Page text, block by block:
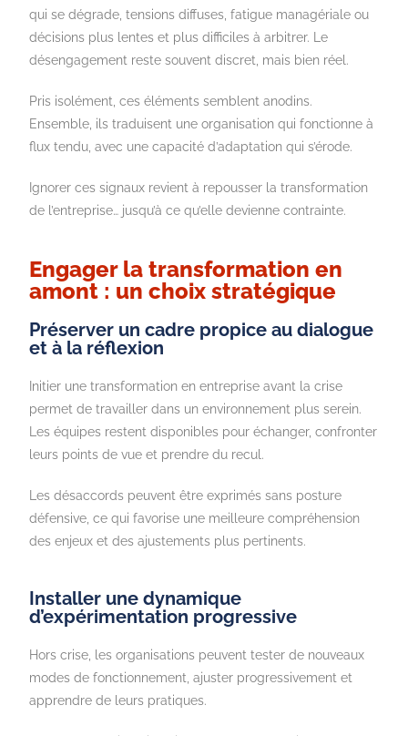
qui se dégrade, tensions diffuses, fatigue managériale ou
décisions plus lentes et plus difficiles à arbitrer. Le
désengagement reste souvent discret, mais bien réel.
Pris isolément, ces éléments semblent anodins.
Ensemble, ils traduisent une organisation qui fonctionne à
flux tendu, avec une capacité d’adaptation qui s’érode.
Ignorer ces signaux revient à repousser la transformation
de l’entreprise… jusqu’à ce qu’elle devienne contrainte.
Engager la transformation en
amont : un choix stratégique
Préserver un cadre propice au dialogue
et à la réflexion
Initier une transformation en entreprise avant la crise
permet de travailler dans un environnement plus serein.
Les équipes restent disponibles pour échanger, confronter
leurs points de vue et prendre du recul.
Les désaccords peuvent être exprimés sans posture
défensive, ce qui favorise une meilleure compréhension
des enjeux et des ajustements plus pertinents.
Installer une dynamique
d’expérimentation progressive
Hors crise, les organisations peuvent tester de nouveaux
modes de fonctionnement, ajuster progressivement et
apprendre de leurs pratiques.